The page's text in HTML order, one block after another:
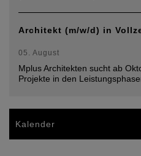
Architekt (m/w/d) in
05. August
Mplus Architekten sucht ab
Projekte in den
Kalender